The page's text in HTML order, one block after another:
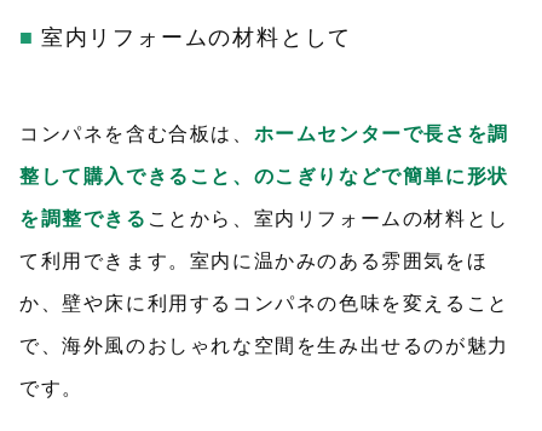
室内リフォームの材料として
コンパネを含む合板は、 ホームセンターで長さを調
整して購入できること、のこぎりなどで簡単に形状
を調整できる ことから、室内リフォームの材料とし
て利用できます。室内に温かみのある雰囲気をほ
か、壁や床に利用するコンパネの色味を変えること
で、海外風のおしゃれな空間を生み出せるのが魅力
です。